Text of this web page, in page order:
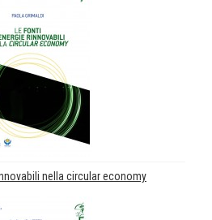
nella circular economy